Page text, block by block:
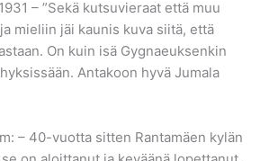
– ”Sekä kutsuvieraat että muu
mieliin jäi kaunis kuva siitä, että
On kuin isä Gygnaeuksenkin
Antakoon hyvä Jumala
– 40-vuotta sitten Rantamäen kylän